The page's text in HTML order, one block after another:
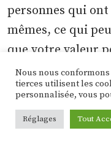
personnes qui ont
mêmes, ce qui
que votre valeur
liée au fait que
relation avec eux.
Il est important
Nous nous conformons
tierces utilisent les
personnalisée, vous
Réglages Tout